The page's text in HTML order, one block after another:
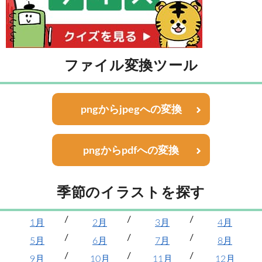
ファイル変換ツール
pngからjpegへの変換
pngからpdfへの変換
季節のイラストを探す
1月 2月 3月
4月
5月
6月 7月
8月
9月
10月 11月
12月